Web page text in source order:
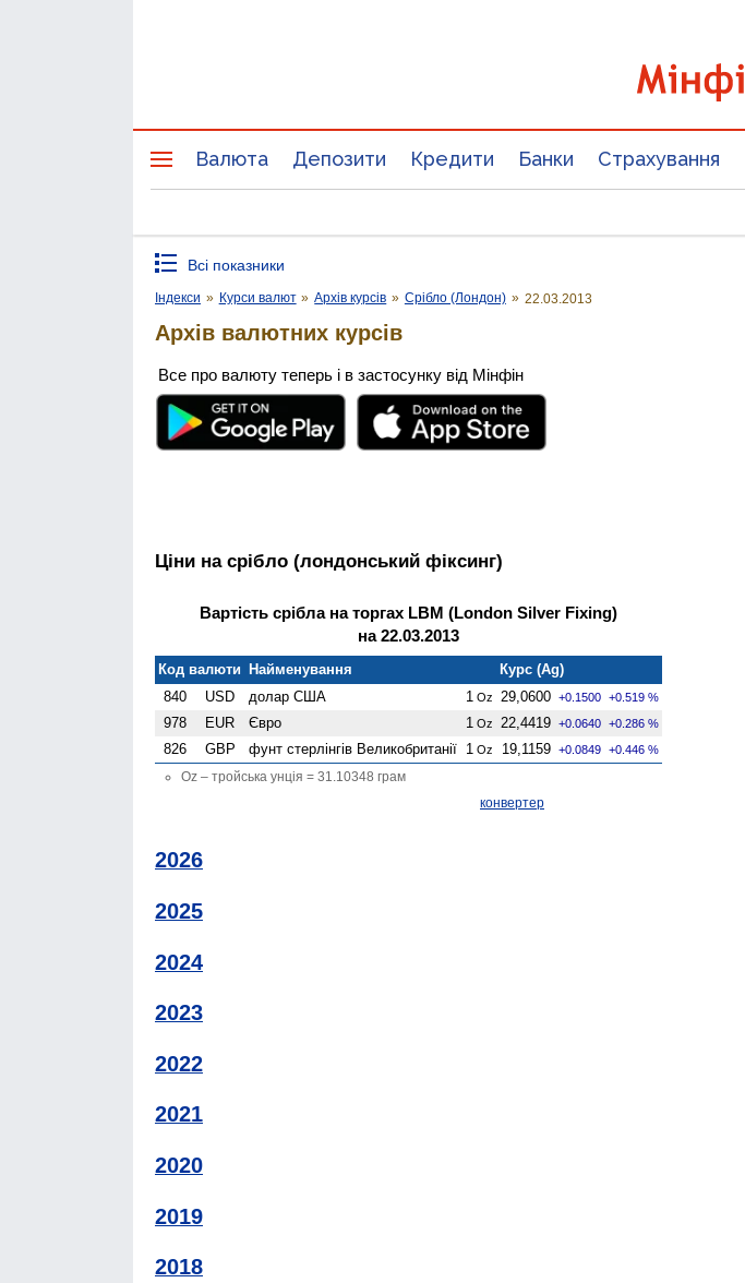
Валюта Депозити Кредити Банки Страхування
Всі показники
Індекси » Курси валют » Архів курсів » Срібло (Лондон) » 22.03.2013
Архів валютних курсів
Все про валюту теперь і в застосунку від Мінфін
Ціни на срібло (лондонський фіксинг)
Вартість срібла на торгах LBM (London Silver Fixing)
на 22.03.2013
Код валюти Найменування
Курс (Ag)
840
USD долар США 1 Oz 29,0600 +0.1500 +0.519 %
978 EUR Євро 1 Oz 22,4419 +0.0640 +0.286 %
826 GBP фунт стерлінгів Велико­британії 1 Oz 19,1159 +0.0849 +0.446 %
Oz – тройська унція = 31.10348 грам
конвертер
2026
2025
2024
2023
2022
2021
2020
2019
2018